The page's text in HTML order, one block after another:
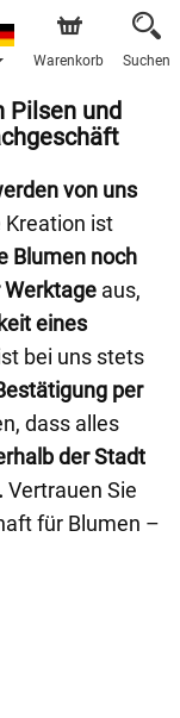
Warenkorb Suchen
Pilsen und
von uns
Kreation ist
Blumen noch
Werktage aus,
eines
bei uns stets
per
dass alles
der Stadt
Vertrauen Sie
für Blumen –